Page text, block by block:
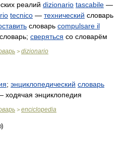
реалий dizionario tascabile —
tecnico — технический словарь
словарь compulsare il
сверяться со словарём
> dizionario
; энциклопедический словарь
ходячая энциклопедия
> enciclopedia